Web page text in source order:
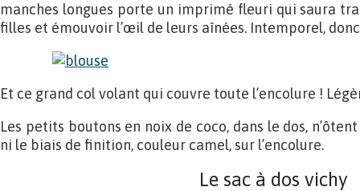
manches longues porte un imprimé fleuri qui saura
filles et émouvoir l’œil de leurs aînées. Intemporel,
Et ce grand col volant qui couvre toute l’encolure !
Les petits boutons en noix de coco, dans le dos,
ni le biais de finition, couleur camel, sur l’encolure.
Le sac à dos vichy